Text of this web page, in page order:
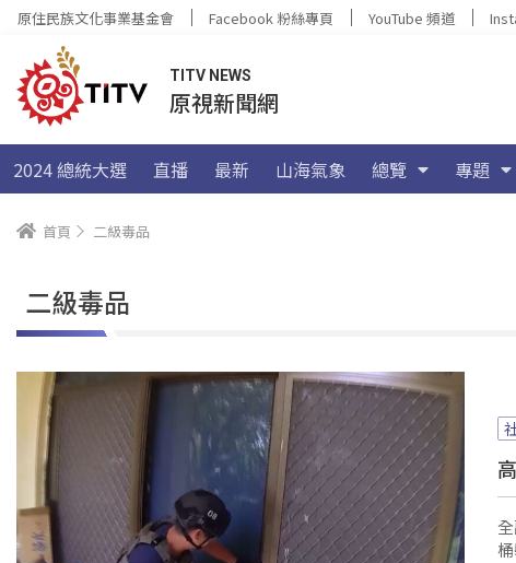
原住民族文化事業基金會 Facebook 粉絲專頁 YouTube 頻道
TITV NEWS
原視新聞網
2024 總統大選 直播 最新 山海氣象 總覽 專題
首頁 二級毒品
二級毒品